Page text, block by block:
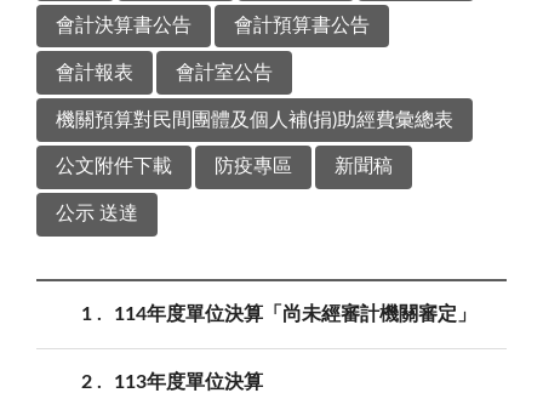
會計決算書公告 會計預算書公告
會計報表 會計室公告
機關預算對民間團體及個人補(捐)助經費彙總表
公文附件下載 防疫專區 新聞稿
公示 送達
1 114年度單位決算「尚未經審計機關審定」
2 113年度單位決算